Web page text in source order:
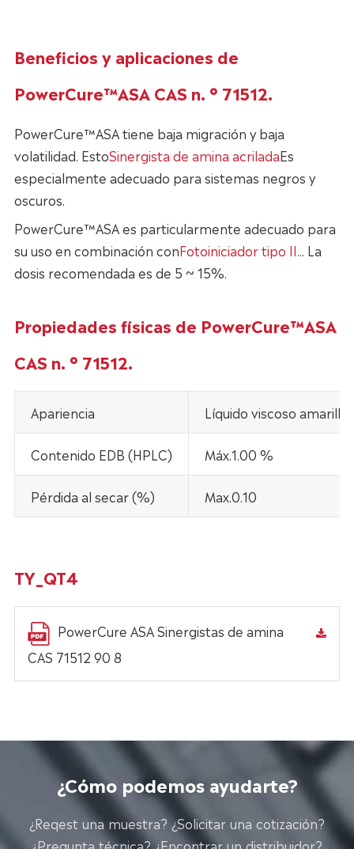
Beneficios y aplicaciones de
PowerCure™ASA CAS n. ° 71512.
PowerCure™ASA tiene baja migración y baja
volatilidad. EstoSinergista de amina acriladaEs
especialmente adecuado para sistemas negros y
oscuros.
PowerCure™ASA es particularmente adecuado para
su uso en combinación conFotoiniciador tipo II... La
dosis recomendada es de 5 ~ 15%.
Propiedades físicas de PowerCure™ASA
CAS n. ° 71512.
Apariencia Líquido viscoso
Contenido EDB (HPLC) Máx.1.00 %
Pérdida al secar (%) Max.0.10
TY_QT4
PowerCure ASA Sinergistas de amina
CAS 71512 90 8
¿Cómo podemos ayudarte?
¿Reqest una muestra? ¿Solicitar una cotización?